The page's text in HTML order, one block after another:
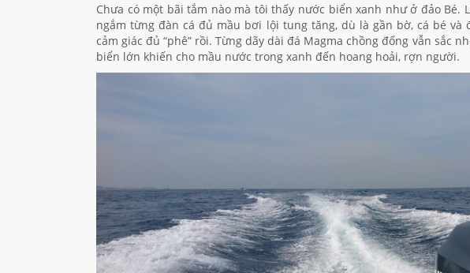
Chưa có một bãi tắm nào mà tôi thấy nước biển xanh như ở đảo Bé.
ngắm từng đàn cá đủ mầu bơi lội tung tăng, dù là gần bờ, cá bé
cảm giác đủ “phê” rồi. Từng dãy dài đá Magma chồng đống vẫn sắc
biển lớn khiến cho mầu nước trong xanh đến hoang hoải, rợn người.